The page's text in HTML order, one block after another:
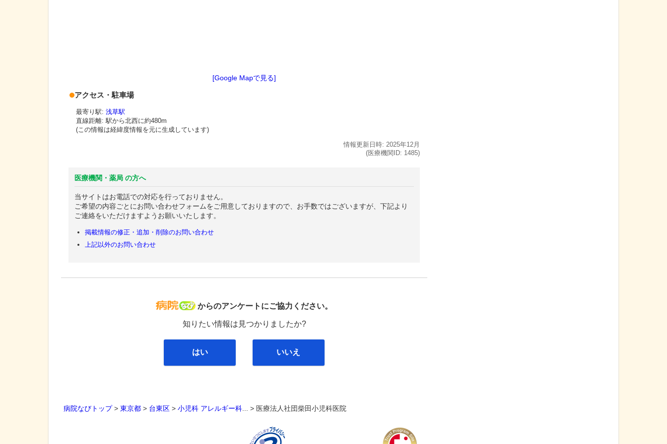
[Google Mapで見る]
アクセス・駐車場
最寄り駅: 浅草駅
直線距離: 駅から北西に約480m
(この情報は経緯度情報を元に生成しています)
情報更新日時: 2025年12月
(医療機関ID: 1485)
医療機関・薬局 の方へ
当サイトはお電話での対応を行っておりません。
ご希望の内容ごとにお問い合わせフォームをご用意しておりますので、お手数ではございますが、下記より
ご連絡をいただけますようお願いいたします。
掲載情報の修正・追加・削除のお問い合わせ
上記以外のお問い合わせ
病院なび
からのアンケートにご協力ください。
知りたい情報は見つかりましたか?
はい いいえ
病院なびトップ> 東京都 > 台東区 > 小児科 アレルギー科... > 医療法人社団柴田小児科医院